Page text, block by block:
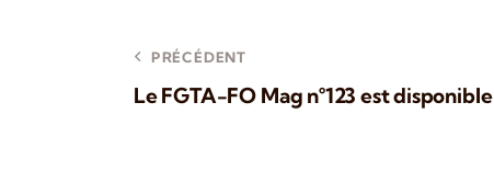
PRÉCÉDENT
Le FGTA-FO Mag n°123 est disponible